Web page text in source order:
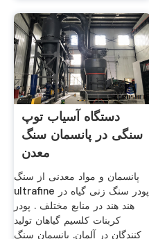
دستگاه آسیاب توپ
سنگی در پانسمان سنگ
معدن
پانسمان و مواد معدنی از سنگ
ultrafine پودر سنگ زنی گیاه در
هند هند در منابع مختلف . پودر
کربنات کلسیم گیاهان تولید
کنندگان در آلمان. پانسمان سنگ